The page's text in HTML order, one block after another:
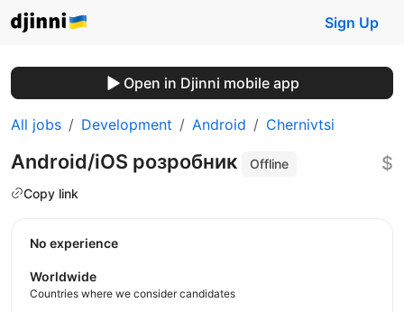
Sign Up
Open in Djinni mobile app
All jobs Development Android Chernivtsi
Android/iOS розробник
Offline
Copy link
$
No experience
Worldwide
Countries where we consider candidates